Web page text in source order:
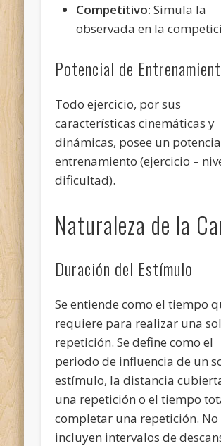
Competitivo: Simula la
observada en la
Potencial de
Todo ejercicio, por sus
características cinemáticas y
dinámicas, posee un
entrenamiento (ejercicio –
dificultad).
Naturaleza de la
Duración del Estímulo
Se entiende como el tiempo
requiere para realizar una
repetición. Se define como el
periodo de influencia de un
estímulo, la distancia
una repetición o el tiempo
completar una repetición. No
incluyen intervalos de